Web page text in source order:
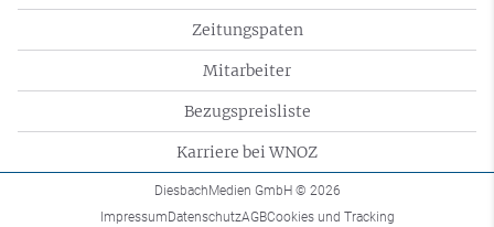
Zeitungspaten
Mitarbeiter
Bezugspreisliste
Karriere bei WNOZ
DiesbachMedien GmbH © 2026
ImpressumDatenschutzAGBCookies und Tracking